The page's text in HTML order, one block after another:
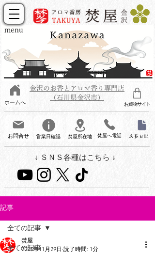
menu
ホームへ
焚屋所在地
営業日確認
お問合せ 焚屋へ電話
お買物サイト
↓ ＳＮＳ各種はこちら ↓
金沢のお香とアロマ香り専門店
（石川県金沢市）
店長日記
記事
全ての記事
全ての記事
焚屋
2025年11月29日 読了時間: 1分